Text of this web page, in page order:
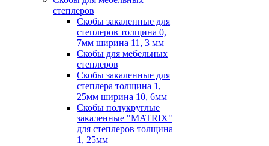
степлеров
Скобы закаленные для
степлеров толщина 0,
7мм ширина 11, 3 мм
Скобы для мебельных
степлеров
Скобы закаленные для
степлера толщина 1,
25мм ширина 10, 6мм
Скобы полукруглые
закаленные "MATRIX"
для степлеров толщина
1, 25мм